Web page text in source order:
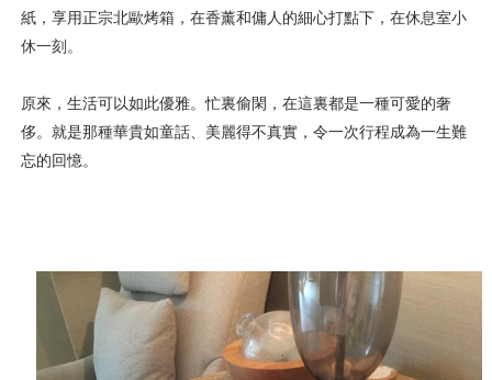
紙，享用正宗北歐烤箱，在香薰和傭人的細心打點下，在休息室小
休一刻。
原來，生活可以如此優雅。忙裏偷閑，在這裏都是一種可愛的奢
侈。 就是那種華貴如童話、美麗得不真實，令一次行程成為一生難
忘的回憶。